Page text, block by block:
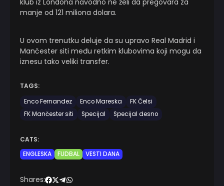
klub iz Londona navodno ne želi da pregovara za
manje od 121 miliona dolara.
U ovom trenutku deluje da su upravo Real Madrid i
Mančester siti među retkim klubovima koji mogu da
iznesu tako veliki transfer.
TAGS:
Enco Fernandez
Enco Mareska
FK Čelsi
FK Mančester siti
Specijal Specijal desno
CATS:
ENGLESKA
FUDBAL VESTI DANA
Shares: